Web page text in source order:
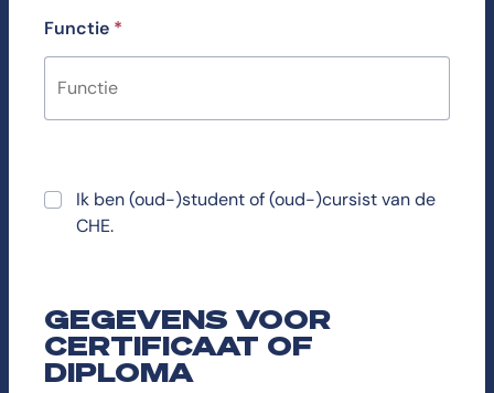
Functie *
Ik ben (oud-)student of (oud-)cursist van de
CHE.
GEGEVENS VOOR
CERTIFICAAT OF
DIPLOMA